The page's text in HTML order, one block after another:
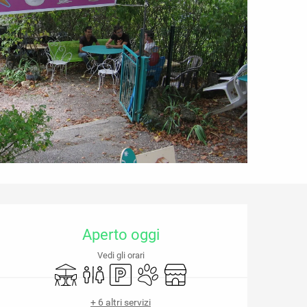
Orari e contatti
Aperto oggi
Vedi gli orari
TerrazzaServizi igienici
ParcheggioAnimali ammessi
Negozio
+ 6 altri servizi